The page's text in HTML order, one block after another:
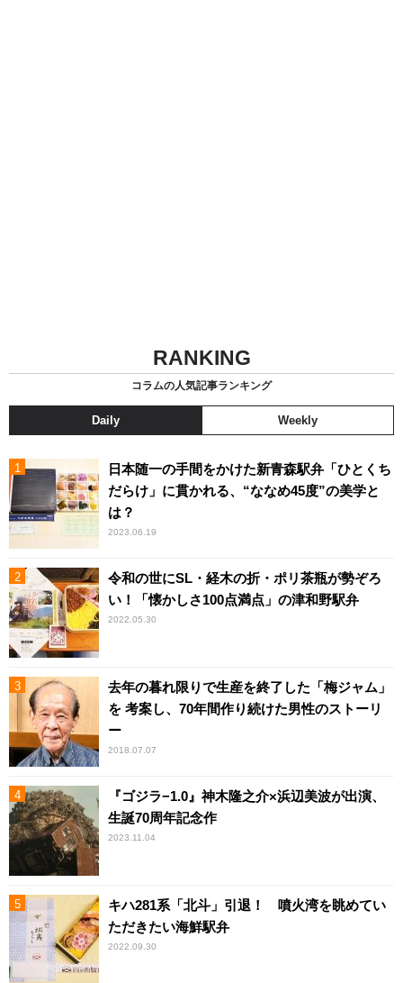
RANKING
コラムの人気記事ランキング
Daily Weekly
日本随一の手間をかけた新青森駅弁「ひとくち
だらけ」に貫かれる、“ななめ45度”の美学と
は？
2023.06.19
令和の世にSL・経木の折・ポリ茶瓶が勢ぞろ
い！「懐かしさ100点満点」の津和野駅弁
2022.05.30
去年の暮れ限りで生産を終了した「梅ジャム」
を 考案し、70年間作り続けた男性のストーリ
ー
2018.07.07
『ゴジラ−1.0』神木隆之介×浜辺美波が出演、
生誕70周年記念作
2023.11.04
キハ281系「北斗」引退！ 噴火湾を眺めてい
ただきたい海鮮駅弁
2022.09.30